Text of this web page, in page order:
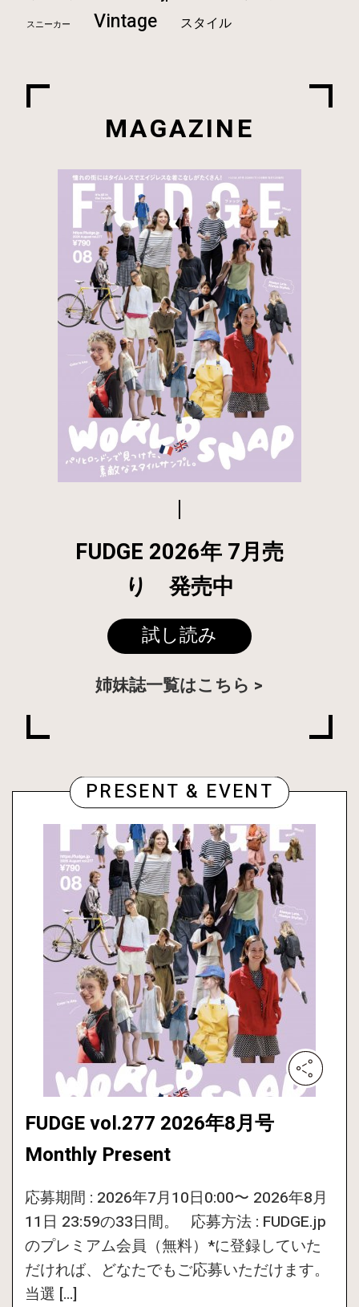
スニーカー Vintage スタイル
MAGAZINE
FUDGE 2026年 7月売
り 発売中
試し読み
姉妹誌一覧はこちら
PRESENT & EVENT
FUDGE vol.277 2026年8月号
Monthly Present
応募期間 : 2026年7月10日0:00〜 2026年8月
11日 23:59の33日間。 応募方法 : FUDGE.jp
のプレミアム会員（無料）*に登録していた
だければ、どなたでもご応募いただけます。
当選 […]